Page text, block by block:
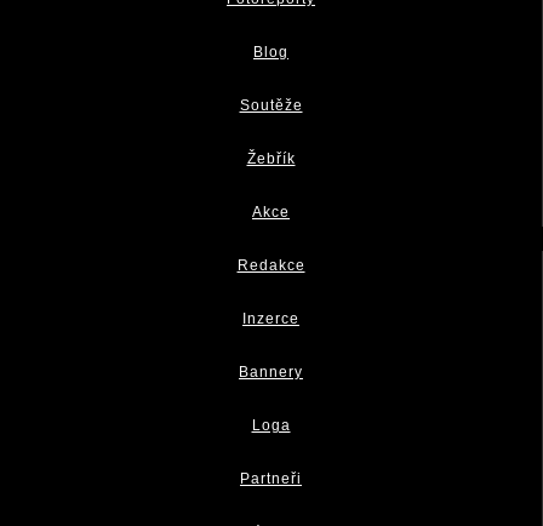
Blog
Soutěže
Žebřík
Akce
Redakce
Inzerce
Bannery
Loga
Partneři